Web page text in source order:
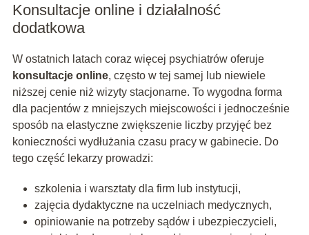
Konsultacje online i działalność
dodatkowa
W ostatnich latach coraz więcej psychiatrów oferuje
konsultacje online, często w tej samej lub niewiele
niższej cenie niż wizyty stacjonarne. To wygodna forma
dla pacjentów z mniejszych miejscowości i jednocześnie
sposób na elastyczne zwiększenie liczby przyjęć bez
konieczności wydłużania czasu pracy w gabinecie. Do
tego część lekarzy prowadzi:
szkolenia i warsztaty dla firm lub instytucji,
zajęcia dydaktyczne na uczelniach medycznych,
opiniowanie na potrzeby sądów i ubezpieczycieli,